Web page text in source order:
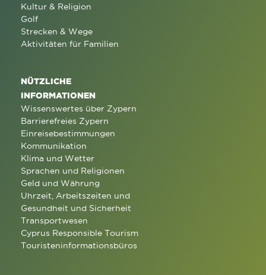
Kultur & Religion
Golf
Strecken & Wege
Aktivitäten für Familien
NÜTZLICHE
INFORMATIONEN
Wissenswertes über Zypern
Barrierefreies Zypern
Einreisebestimmungen
Kommunikation
Klima und Wetter
Sprachen und Religionen
Geld und Währung
Uhrzeit, Arbeitszeiten und
Gesundheit und Sicherheit
Transportwesen
Cyprus Responsible Tourism
Touristeninformationsbüros